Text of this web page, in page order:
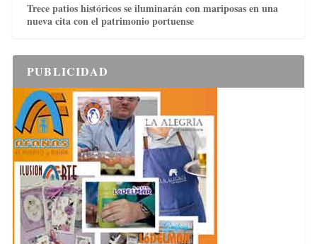
Trece patios históricos se iluminarán con mariposas en una
nueva cita con el patrimonio portuense
PUBLICIDAD